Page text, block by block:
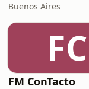
Buenos Aires
FC
FM ConTacto